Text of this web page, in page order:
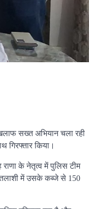
सख्त अभियान चला रही
किया।
राणा के नेतृत्व में पुलिस टीम
तलाशी में उसके कब्जे से 150